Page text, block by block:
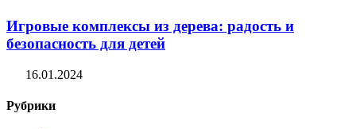
Игровые комплексы из дерева: радость и
безопасность для детей
16.01.2024
Рубрики